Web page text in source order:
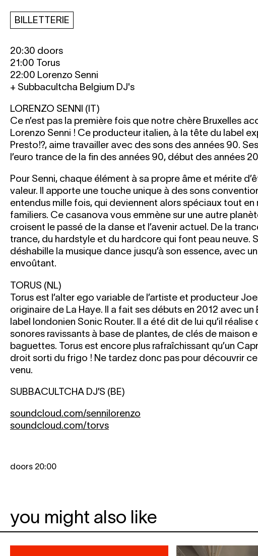
BILLETTERIE
20:30 doors
21:00 Torus
22:00 Lorenzo Senni
+ Subbacultcha Belgium DJ's
LORENZO SENNI (IT)
Ce n’est pas la première fois que notre chère Bruxelles
Lorenzo Senni ! Ce producteur italien, à la tête du label
Presto!?, aime travailler avec des sons des années 90.
l’euro trance de la fin des années 90, début des années
Pour Senni, chaque élément à sa propre âme et mérite
valeur. Il apporte une touche unique à des sons
entendus mille fois, qui deviennent alors spéciaux tout en
familiers. Ce casanova vous emmène sur une autre
croisent le passé de la danse et l’avenir actuel. De la
trance, du hardstyle et du hardcore qui font peau neuve.
déshabille la musique dance jusqu’à son essence, avec
envoûtant.
TORUS (NL)
Torus est l’alter ego variable de l’artiste et producteur
originaire de La Haye. Il a fait ses débuts en 2012 avec un
label londonien Sonic Router. Il a été dit de lui qu’il
sonores ravissants à base de plantes, de clés de maison
baguettes. Torus est encore plus rafraîchissant qu’un
droit sorti du frigo ! Ne tardez donc pas pour découvrir
venu.
SUBBACULTCHA DJ’S (BE)
soundcloud.com/sennilorenzo
soundcloud.com/torvs
doors 20:00
you might also like